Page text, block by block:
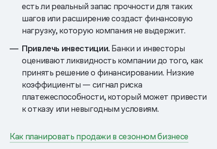
есть ли реальный запас прочности для таких
шагов или расширение создаст финансовую
нагрузку, которую компания не выдержит.
Привлечь инвестиции. Банки и инвесторы
оценивают ликвидность компании до того, как
принять решение о финансировании. Низкие
коэффициенты — сигнал риска
платежеспособности, который может привести
к отказу или невыгодным условиям.
Как планировать продажи в сезонном бизнесе